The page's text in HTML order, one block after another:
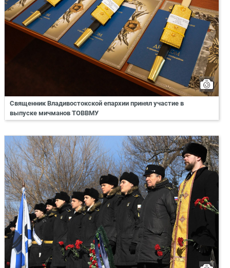
Священник Владивостокской епархии принял участие в
выпуске мичманов ТОВВМУ